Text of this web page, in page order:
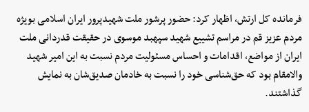
فرمانده کل ارتش، اظهار کرد: حضور پرشور ملت شهیدپرور ایران اسلامی بویژه
مردم عزیز قم در مراسم تشییع شهید سپهبد موسوی در حقیقت قدردانی ملت
ایران از مواضع، اقدامات و احساس مسئولیت مردم نسبت به این امیر شهید
والامقام بود که حق‌شناسی خود را نسبت به خادمان صدیق‌شان به نمایش
گذاشتند.